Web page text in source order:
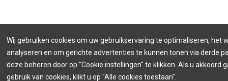
Wij gebruiken cookies om uw gebruikservaring te optimaliseren, het
analyseren en om gerichte advertenties te kunnen tonen via derde
deze beheren door op "Cookie instellingen" te klikken. Als u akkoord
gebruik van cookies, klikt u op "Alle cookies toestaan".